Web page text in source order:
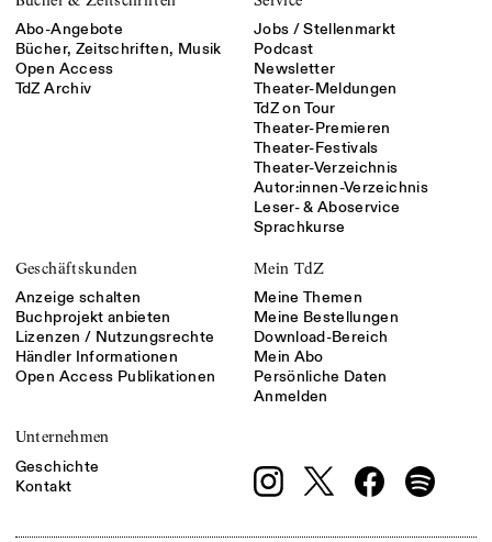
Abo-Angebote
Bücher, Zeitschriften, Musik
Open Access
TdZ Archiv
Jobs / Stellenmarkt
Podcast
Newsletter
Theater-Meldungen
TdZ on Tour
Theater-Premieren
Theater-Festivals
Theater-Verzeichnis
Autor:innen-Verzeichnis
Leser- & Aboservice
Sprachkurse
Geschäftskunden
Anzeige schalten
Buchprojekt anbieten
Lizenzen / Nutzungsrechte
Händler Informationen
Open Access Publikationen
Mein TdZ
Meine Themen
Meine Bestellungen
Download-Bereich
Mein Abo
Persönliche Daten
Anmelden
Unternehmen
Geschichte
Kontakt